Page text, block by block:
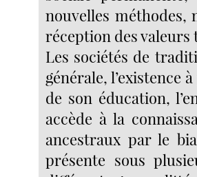
nouvelles méthodes,
réception des
Les sociétés de
générale, l’existence
de son éducation,
accède à la
ancestraux par le
présente sous